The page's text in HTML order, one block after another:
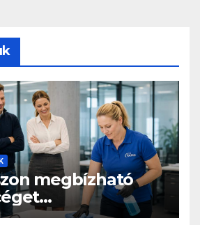
megbízható
rejtett